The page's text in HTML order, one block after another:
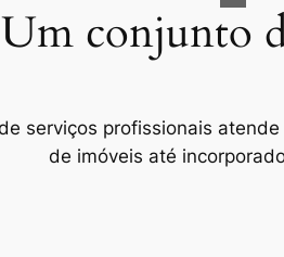
Um conjunto
serviços profissionais
de imóveis até